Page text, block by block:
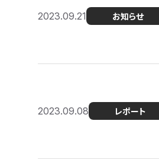
2023.09.21 お知らせ
2023.09.08 レポート